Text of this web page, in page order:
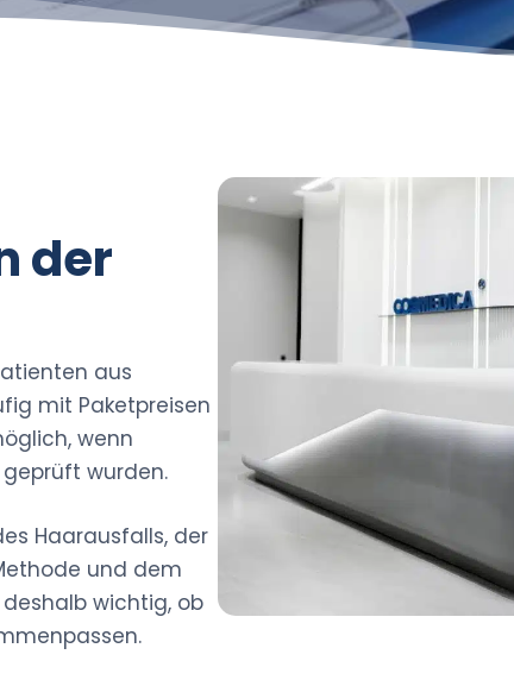
der
aus
mit Paketpreisen
wenn
wurden.
Haarausfalls, der
und dem
wichtig, ob